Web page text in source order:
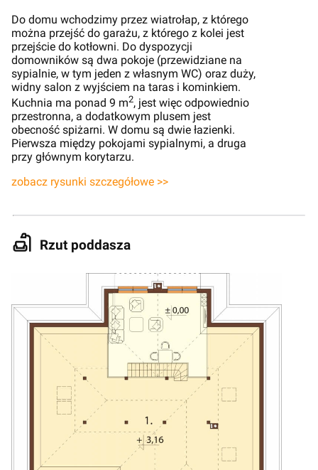
Do domu wchodzimy przez wiatrołap, z którego
można przejść do garażu, z którego z kolei jest
przejście do kotłowni. Do dyspozycji
domowników są dwa pokoje (przewidziane na
sypialnie, w tym jeden z własnym WC) oraz duży,
widny salon z wyjściem na taras i kominkiem.
Kuchnia ma ponad 9 m2, jest więc odpowiednio
przestronna, a dodatkowym plusem jest
obecność spiżarni. W domu są dwie łazienki.
Pierwsza między pokojami sypialnymi, a druga
przy głównym korytarzu.
zobacz rysunki szczegółowe >>
Rzut poddasza